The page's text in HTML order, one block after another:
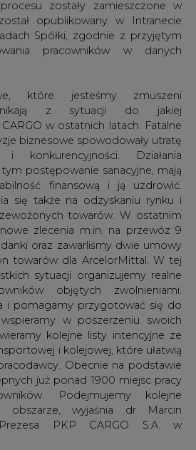
zostały zamieszczone w
opublikowany w Intranecie
Spółki, zgodnie z przyjętym
pracowników w danych
które jesteśmy zmuszeni
z sytuacji do jakiej
w ostatnich latach. Fatalne
biznesowe spowodowały utratę
konkurencyjności. Działania
postępowanie sanacyjne, mają
finansową i ją uzdrowić.
się także na odzyskaniu rynku i
towarów. W ostatnim
zlecenia m.in. na przewóz 9
oraz zawarliśmy dwie umowy
towarów dla ArcelorMittal. W tej
sytuacji organizujemy realne
objętych zwolnieniami.
i pomagamy przygotować się do
w poszerzeniu swoich
kolejne listy intencyjne ze
i kolejowej, które ułatwią
Obecnie na podstawie
już ponad 1900 miejsc pracy
Podejmujemy kolejne
wyjaśnia dr Marcin
PKP CARGO S.A. w